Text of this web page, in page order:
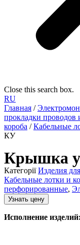
Close this search box.
RU
Главная /
прокладки проводов
короба /Кабельные
КУ
Крышка
Категорії Изделия
Кабельные лотки и
перфорированные,
Узнать цену
Исполнение изделий: